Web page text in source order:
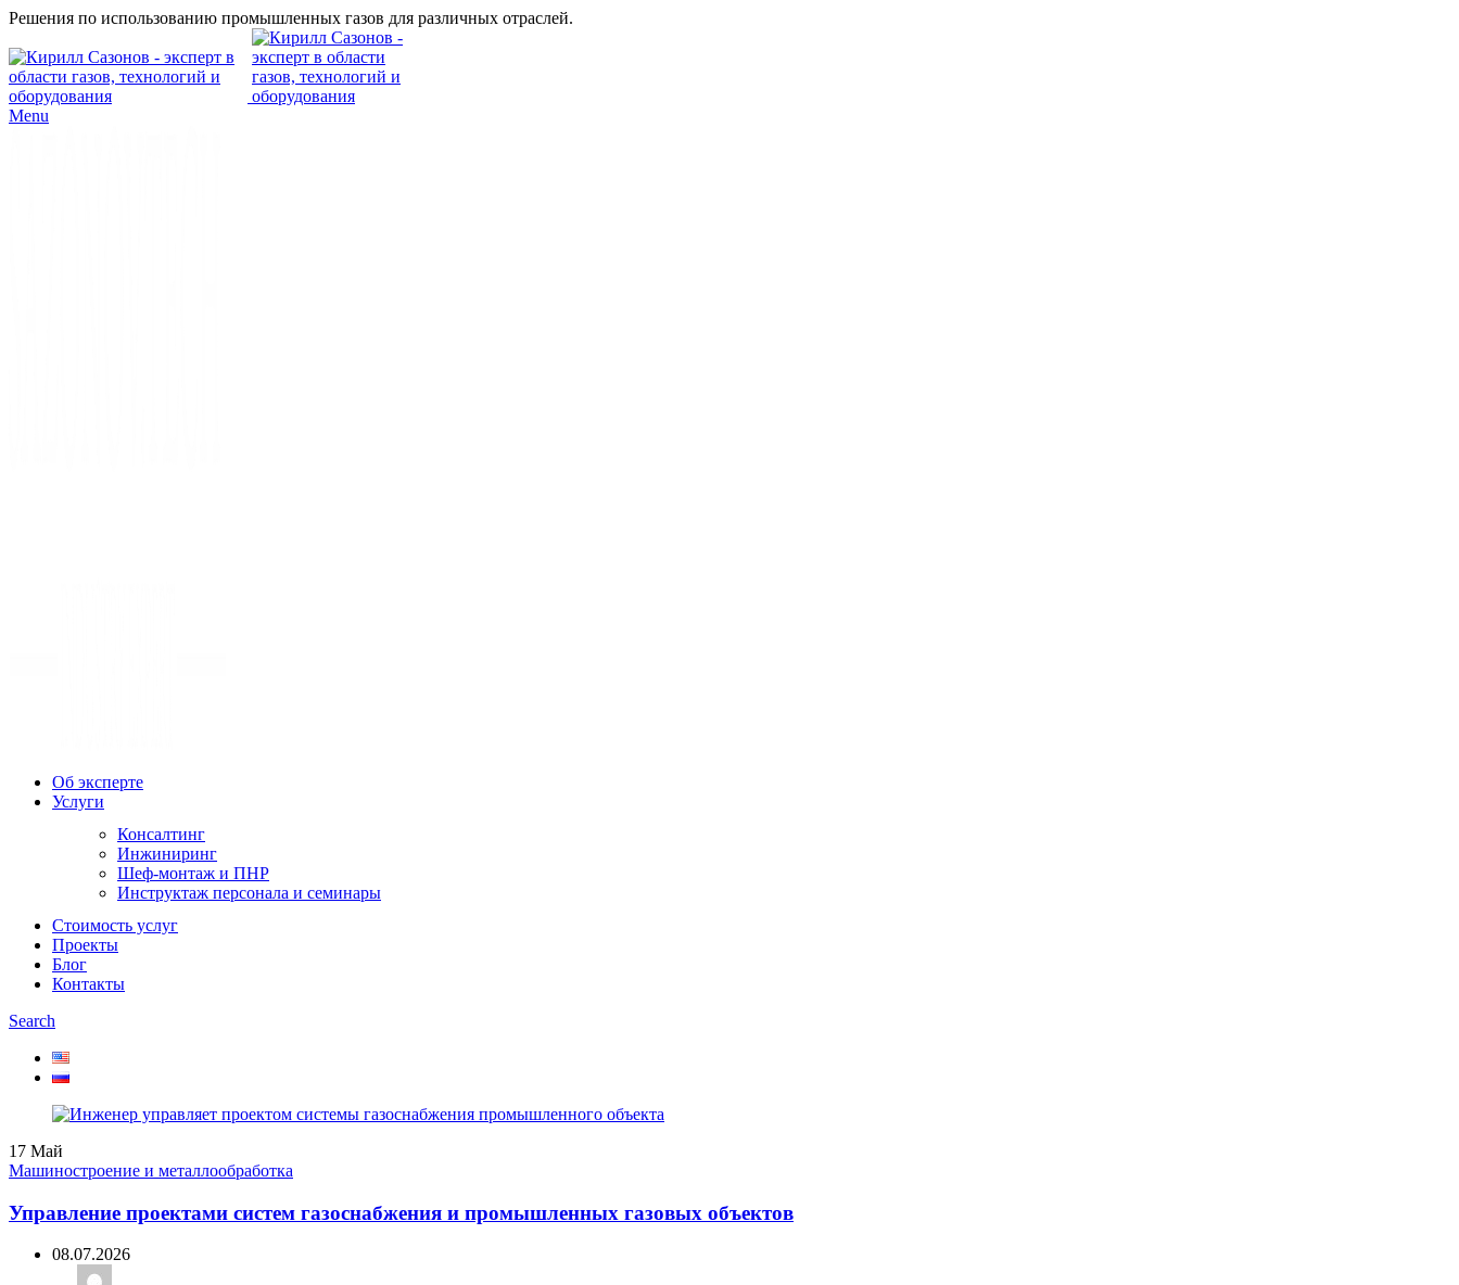
Решения по использованию промышленных газов для различных отраслей.
Menu
Об эксперте
Услуги
Консалтинг
Инжиниринг
Шеф-монтаж и ПНР
Инструктаж персонала и семинары
Стоимость услуг
Проекты
Блог
Контакты
Search
17 Май
Машиностроение и металлообработка
Управление проектами систем газоснабжения и промышленных газовых объектов
08.07.2026